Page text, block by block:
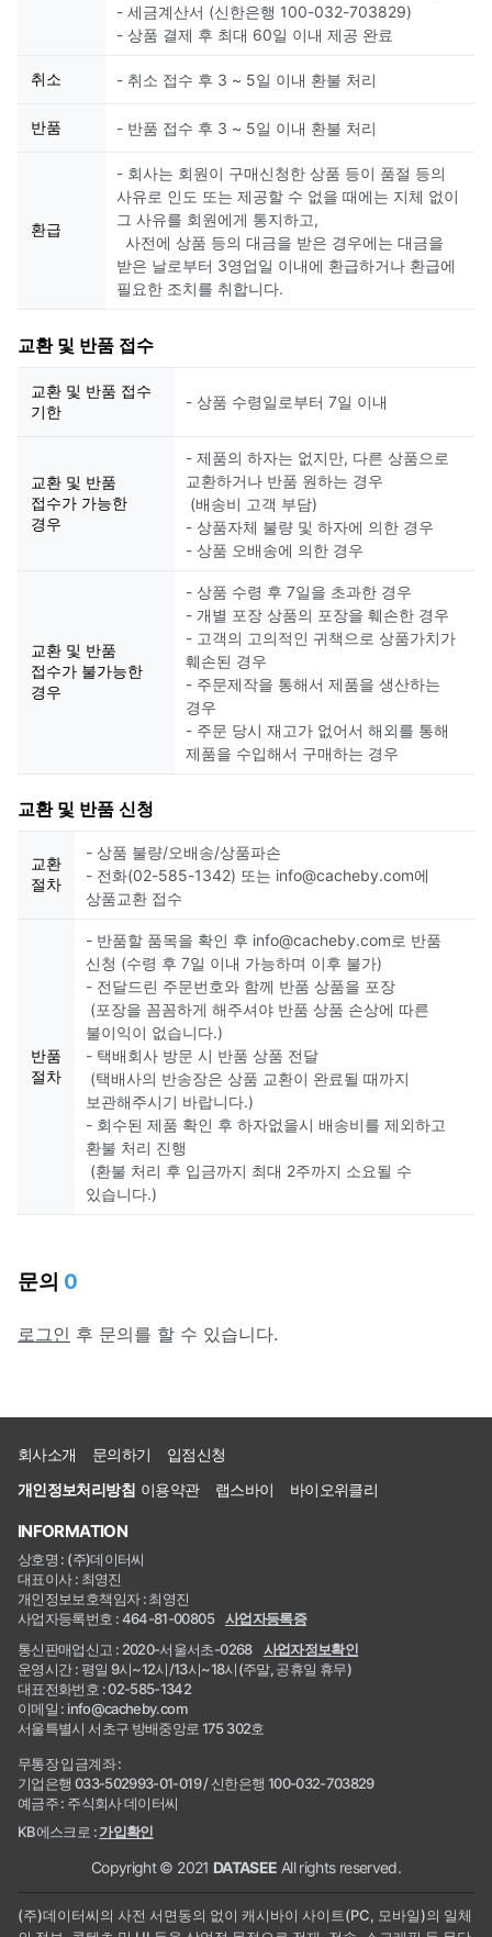
- 세금계산서 (신한은행 100-032-703829)
- 상품 결제 후 최대 60일 이내 제공 완료
취소 - 취소 접수 후 3 ~ 5일 이내 환불 처리
반품 - 반품 접수 후 3 ~ 5일 이내 환불 처리
환급
- 회사는 회원이 구매신청한 상품 등이 품절 등의
사유로 인도 또는 제공할 수 없을 때에는 지체 없이
그 사유를 회원에게 통지하고,
사전에 상품 등의 대금을 받은 경우에는 대금을
받은 날로부터 3영업일 이내에 환급하거나 환급에
필요한 조치를 취합니다.
교환 및 반품 접수
교환 및 반품 접수
기한
- 상품 수령일로부터 7일 이내
교환 및 반품
접수가 가능한
경우
- 제품의 하자는 없지만, 다른 상품으로
교환하거나 반품 원하는 경우
(배송비 고객 부담)
- 상품자체 불량 및 하자에 의한 경우
- 상품 오배송에 의한 경우
교환 및 반품
접수가 불가능한
경우
- 상품 수령 후 7일을 초과한 경우
- 개별 포장 상품의 포장을 훼손한 경우
- 고객의 고의적인 귀책으로 상품가치가
훼손된 경우
- 주문제작을 통해서 제품을 생산하는
경우
- 주문 당시 재고가 없어서 해외를 통해
제품을 수입해서 구매하는 경우
교환 및 반품 신청
교환
절차
- 상품 불량/오배송/상품파손
- 전화(02-585-1342) 또는 info@cacheby.com에
상품교환 접수
반품
절차
- 반품할 품목을 확인 후 info@cacheby.com로 반품
신청 (수령 후 7일 이내 가능하며 이후 불가)
- 전달드린 주문번호와 함께 반품 상품을 포장
(포장을 꼼꼼하게 해주셔야 반품 상품 손상에 따른
불이익이 없습니다.)
- 택배회사 방문 시 반품 상품 전달
(택배사의 반송장은 상품 교환이 완료될 때까지
보관해주시기 바랍니다.)
- 회수된 제품 확인 후 하자없을시 배송비를 제외하고
환불 처리 진행
(환불 처리 후 입금까지 최대 2주까지 소요될 수
있습니다.)
문의 0
로그인 후 문의를 할 수 있습니다.
회사소개 문의하기
입점신청
개인정보처리방침 이용약관 랩스바이 바이오위클리
INFORMATION
상호명 : (주)데이터씨
대표이사 : 최영진
개인정보보호책임자 : 최영진
사업자등록번호 : 464-81-00805
사업자등록증
통신판매업신고 : 2020-서울서초-0268
사업자정보확인
운영시간 : 평일 9시~12시/13시~18시(주말, 공휴일 휴무)
대표전화번호 : 02-585-1342
이메일 : info@cacheby.com
서울특별시 서초구 방배중앙로 175 302호
무통장 입금계좌 :
기업은행 033-502993-01-019 / 신한은행 100-032-703829
예금주 : 주식회사 데이터씨
KB에스크로 :가입확인
Copyright © 2021 DATASEE All rights reserved.
(주)데이터씨의 사전 서면동의 없이 캐시바이 사이트(PC, 모바일)의 일체